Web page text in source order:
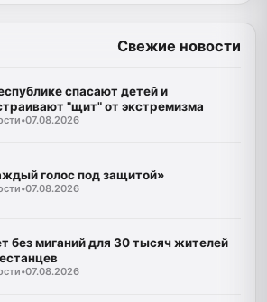
Свежие новости
спасают детей и
"щит" от экстремизма
•07.08.2026
голос под защитой»
•07.08.2026
без миганий для 30 тысяч жителей
•07.08.2026